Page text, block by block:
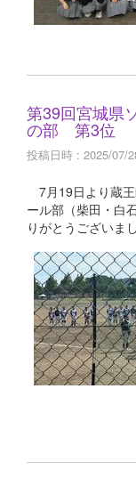
第39回宮城県
の部 第3位
投稿日時 : 2025/07/
7月19日より蔵
ール部（柴田・白
りがとうございまし